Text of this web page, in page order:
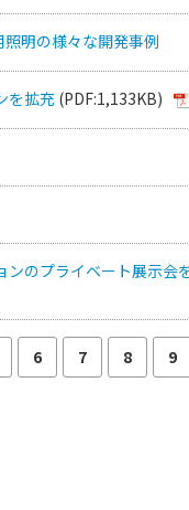
照明の様々な開発事例
を拡充 (PDF:1,133KB)
ンのプライベート展示会
6 7 8 9